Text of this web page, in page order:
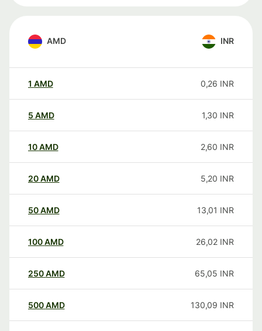
AMD INR
1 AMD 0,26 INR
5 AMD 1,30 INR
10AMD 2,60 INR
20AMD 5,20 INR
50AMD 13,01 INR
100AMD 26,02 INR
250AMD 65,05 INR
500AMD 130,09 INR